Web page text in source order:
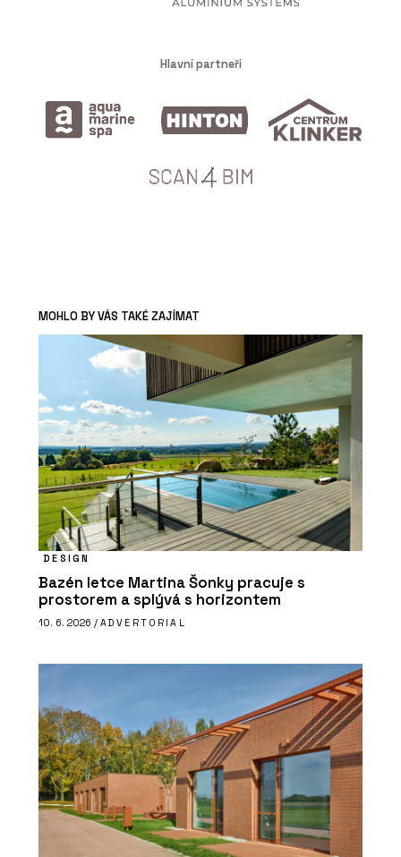
Hlavní partneři
MOHLO BY VÁS TAKÉ ZAJÍMAT
DESIGN
Bazén letce Martina Šonky pracuje s
prostorem a splývá s horizontem
10. 6. 2026 / ADVERTORIAL